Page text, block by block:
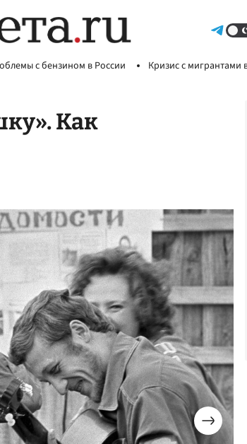
с бензином в России Кризис с мигрантами
Как